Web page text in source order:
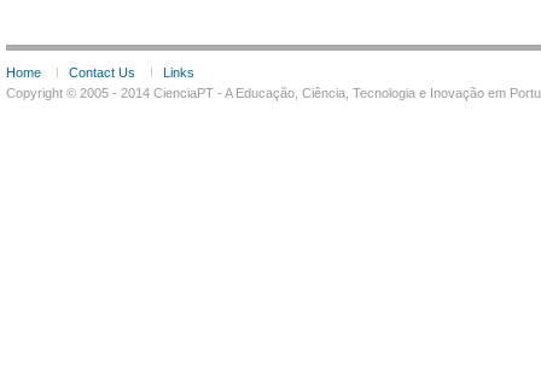
Home Contact Us
Links
Copyright © 2005 - 2014 CienciaPT - A Educação, Ciência, Tecnologia e Inovação em